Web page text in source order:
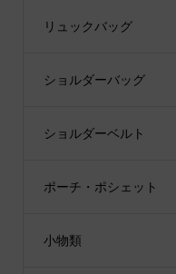
リュックバッグ
ショルダーバッグ
ショルダーベルト
ポーチ・ポシェット
小物類